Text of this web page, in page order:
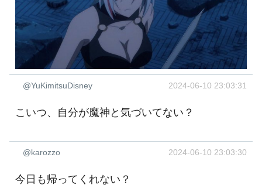
@YuKimitsuDisney 2024-06-10 23:03:31
こいつ、自分が魔神と気づいてない？
@karozzo 2024-06-10 23:03:30
今日も帰ってくれない？